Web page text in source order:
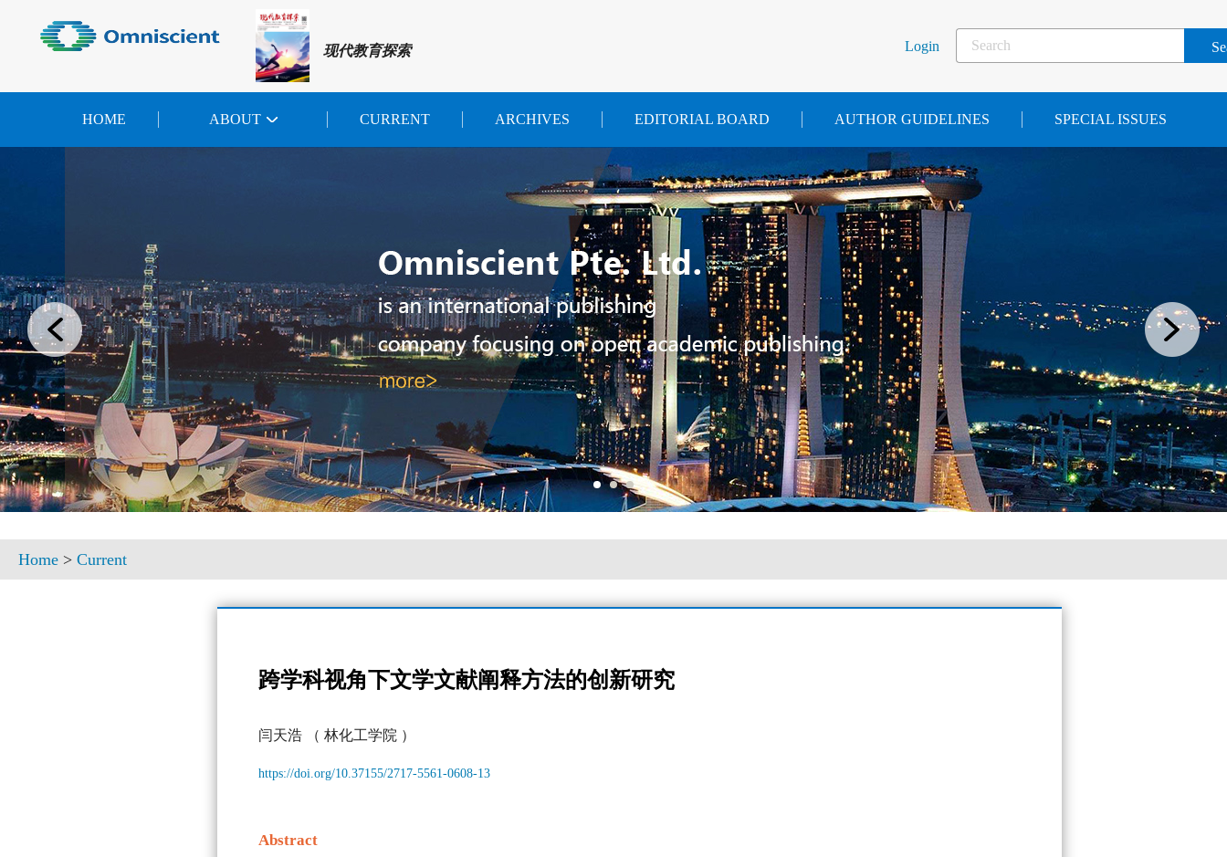
现代教育探索 Login
HOME ABOUT CURRENT ARCHIVES EDITORIAL BOARD AUTHOR GUIDELINES SPECIAL ISSUES
Home > Current
跨学科视角下文学文献阐释方法的创新研究
闫天浩 （ 林化工学院 ）
https://doi.org/10.37155/2717-5561-0608-13
Abstract